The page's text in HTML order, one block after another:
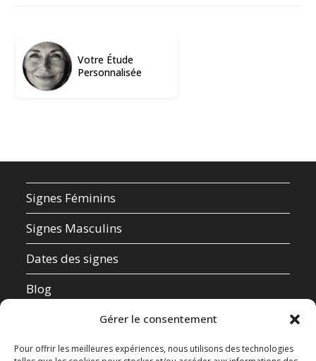
Gérer le consentement
Pour offrir les meilleures expériences, nous utilisons des technologies
Votre Étude
Personnalisée
Signes Féminins
Signes Masculins
Dates des signes
Blog
Mentions Légales